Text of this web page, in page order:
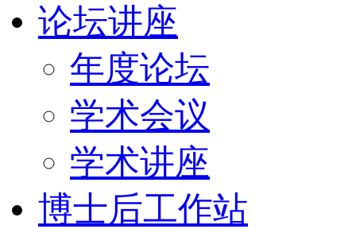
论坛讲座
年度论坛
学术会议
学术讲座
博士后工作站